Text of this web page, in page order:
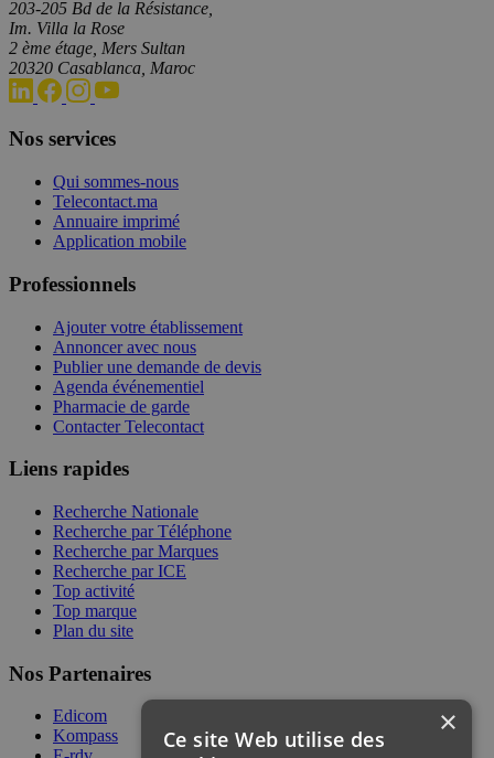
203-205 Bd de la Résistance,
Im. Villa la Rose
2 ème étage, Mers Sultan
20320 Casablanca, Maroc
Nos services
Qui sommes-nous
Telecontact.ma
Annuaire imprimé
Application mobile
Professionnels
Ajouter votre établissement
Annoncer avec nous
Publier une demande de devis
Agenda événementiel
Pharmacie de garde
Contacter Telecontact
Liens rapides
Recherche Nationale
Recherche par Téléphone
Recherche par Marques
Recherche par ICE
Top activité
Top marque
Plan du site
Nos Partenaires
Edicom
Kompass
×
Ce site Web utilise des